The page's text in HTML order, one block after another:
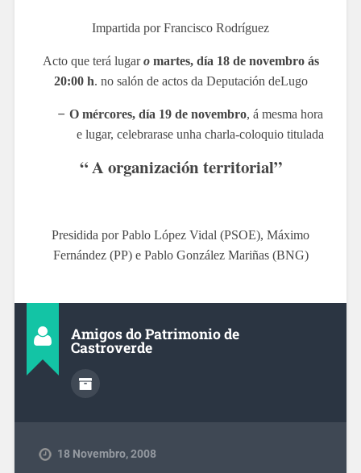
Impartida por Francisco Rodríguez
Acto que terá lugaro martes, día 18 de novembro ás
20:00 h. no salón de actos da Deputación deLugo
– O mércores, día 19 de novembro, á mesma hora
e lugar, celebrarase unha charla-coloquio titulada
“ Aorganización territorial”
Presidida por Pablo López Vidal (PSOE), Máximo
Fernández (PP) e Pablo González Mariñas (BNG)
Amigos do Patrimonio de
Castroverde
18 Novembro, 2008